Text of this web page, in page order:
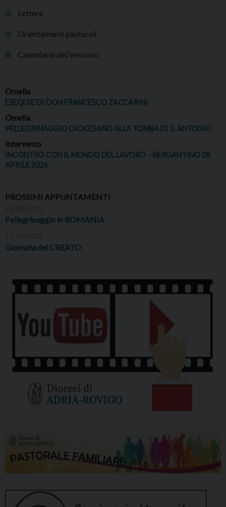
Lettere
Orientamenti pastorali
Calendario del Vescovo
Omelia
ESEQUIE DI DON FRANCESCO ZACCARINI
Omelia
PELLEGRINAGGIO DIOCESANO ALLA TOMBA DI S. ANTONIO
Intervento
INCONTRO CON IL MONDO DEL LAVORO – BERGANTINO 28
APRILE 2026
PROSSIMI APPUNTAMENTI
Pellegrinaggio in ROMANIA
Giornata del CREATO